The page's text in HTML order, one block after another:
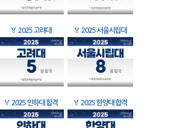
🏅 2025 고려대 🏅 2025 서울시립대
🏅 2025 인하대 합격 🏅 2025 한양대 합격